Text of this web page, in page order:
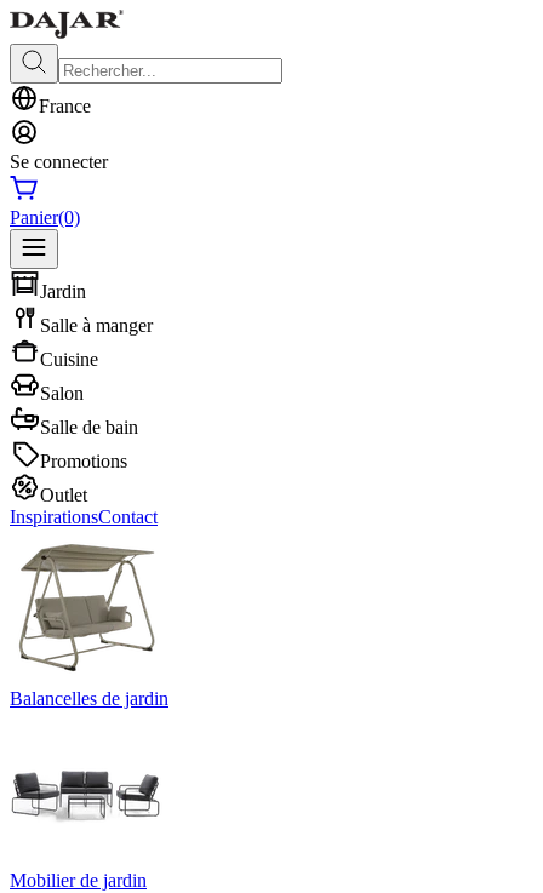
France
Se connecter
Panier(0)
Jardin
Salle à manger
Cuisine
Salon
Salle de bain
Promotions
Outlet
InspirationsContact
Balancelles de jardin
Mobilier de jardin